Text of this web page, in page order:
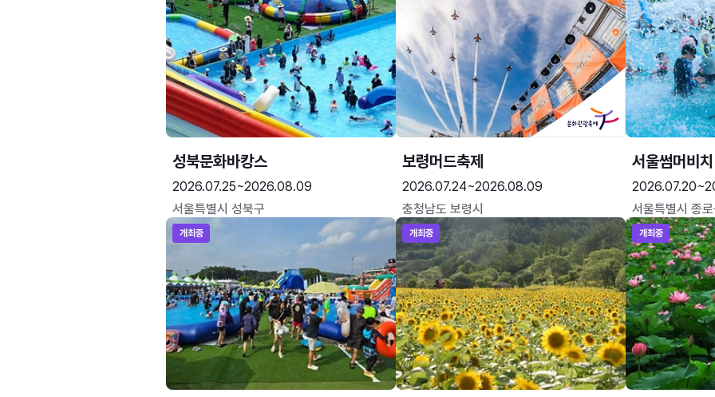
성북문화바캉스
2026.07.25~2026.08.09
서울특별시 성북구
보령머드축제
2026.07.24~2026.08.09
충청남도 보령시
서울썸머비치
서울특별시 종
개최중 개최중 개최중